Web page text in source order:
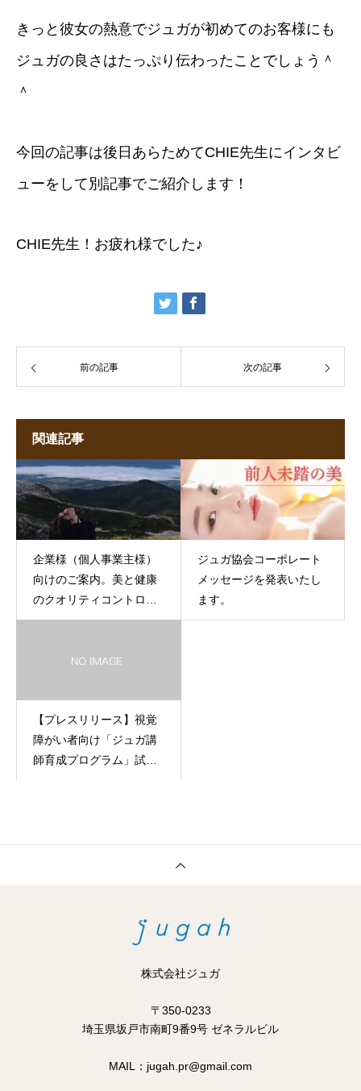
きっと彼女の熱意でジュガが初めてのお客様にも
ジュガの良さはたっぷり伝わったことでしょう＾
＾
今回の記事は後日あらためてCHIE先生にインタビ
ューをして別記事でご紹介します！
CHIE先生！お疲れ様でした♪
前の記事 次の記事
関連記事
企業様（個人事業主様）
向けのご案内。美と健康
のクオリティコントロー
ルにジュガを活かしませ
ジュガ協会コーポレート
メッセージを発表いたし
ます。
【プレスリリース】視覚
障がい者向け「ジュガ講
師育成プログラム」試験
株式会社ジュガ
〒350-0233
​​埼玉県坂戸市南町9番9号 ゼネラルビル
MAIL：jugah.pr@gmail.com